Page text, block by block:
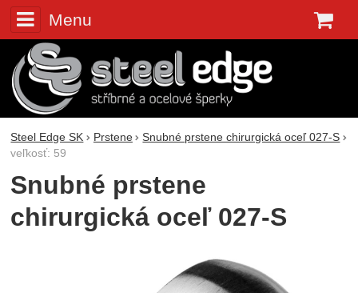
Menu
Steel Edge SK Prstene
Snubné prstene chirurgická oceľ 027-S
veľkosť: 59
Snubné prstene
chirurgická oceľ 027-S